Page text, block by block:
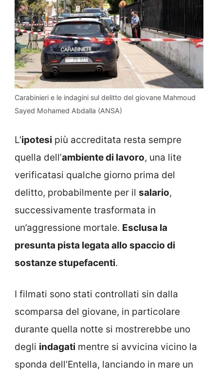
Carabinieri e le indagini sul delitto del giovane Mahmoud
Sayed Mohamed Abdalla (ANSA)
L’ipotesi più accreditata resta sempre
quella dell’ambiente di lavoro, una lite
verificatasi qualche giorno prima del
delitto, probabilmente per il salario,
successivamente trasformata in
un’aggressione mortale. Esclusa la
presunta pista legata allo spaccio di
sostanze stupefacenti.
I filmati sono stati controllati sin dalla
scomparsa del giovane, in particolare
durante quella notte si mostrerebbe uno
degli indagati mentre si avvicina vicino la
sponda dell’Entella, lanciando in mare un